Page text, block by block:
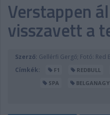
PODCAST
LIVE
DIGITÁLIS MAGAZIN
Verstappen
visszavett a
Szerző: Gellérfi Gergő; Fotó: Red
Címkék:
F1 REDBULL
SPA